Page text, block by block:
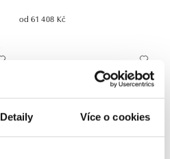
Detaily Více o cookies
od 61 408 Kč